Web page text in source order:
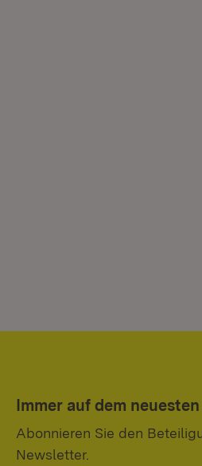
Immer auf dem
Abonnieren Sie den
Newsletter.